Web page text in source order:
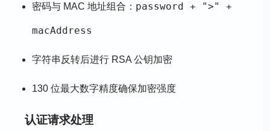
密码与 MAC 地址组合： password + ">" +
macAddress
字符串反转后进行 RSA 公钥加密
130 位最大数字精度确保加密强度
认证请求处理